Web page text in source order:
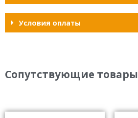
Условия оплаты
Сопутствующие товары